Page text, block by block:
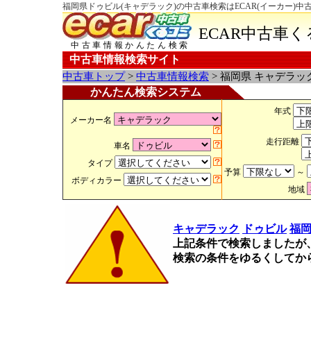
福岡県ドゥビル(キャデラック)の中古車検索はECAR(イーカー)中
中古車情報かんたん検索
ECAR中古車
中古車情報検索サイト
中古車トップ> 中古車情報検索 > 福岡県 キャデラッ
かんたん検索システム
メーカー名
車名
タイプ
ボディカラー
年式
走行距離
予算
～
地域
キャデラック ドゥビル 福
上記条件で検索しました
検索の条件をゆるくして